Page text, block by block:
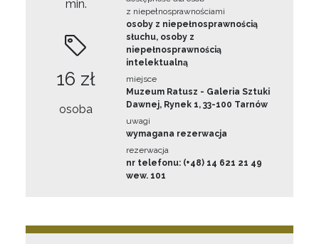
min.
16 zł
osoba
z niepełnosprawnościami
osoby z niepełnosprawnością
słuchu, osoby z
niepełnosprawnością
intelektualną
miejsce
Muzeum Ratusz - Galeria Sztuki
Dawnej, Rynek 1, 33-100 Tarnów
uwagi
wymagana rezerwacja
rezerwacja
nr telefonu: (+48) 14 621 21 49
wew. 101